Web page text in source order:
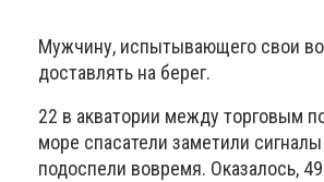
Мужчину, испытывающего свои
доставлять на берег.
22 в акватории между торговым
море спасатели заметили
подоспели вовремя. Оказалось,